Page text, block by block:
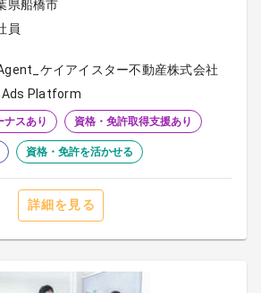
県船橋市
員
ケイアイスター不動産株式会社
Ads Platform
ナスあり 資格・免許取得支援あり
資格・免許を活かせる
詳細を見る